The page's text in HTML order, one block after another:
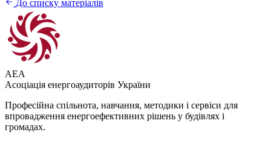
До списку матеріалів
AEA
Асоціація енергоаудиторів України
Професійна спільнота, навчання, методики і сервіси для
впровадження енергоефективних рішень у будівлях і
громадах.